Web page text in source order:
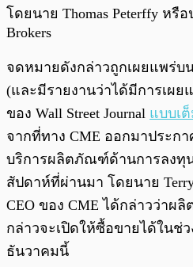
โดยนาย Thomas Peterffy หรื
Brokers
จดหมายดังกล่าวถูกเผยแพร่บ
(และมีรายงานว่าได้มีการเผ
ของ Wall Street Journal แบบเ
จากที่ทาง CME ออกมาประกา
บริการผลิตภัณฑ์ด้านการลงทุน
สัปดาห์ที่ผ่านมา โดยนาย
CEO ของ CME ได้กล่าวว่า
กล่าวจะเปิดให้ซื้อขายได้ในช่
ธันวาคมนี้